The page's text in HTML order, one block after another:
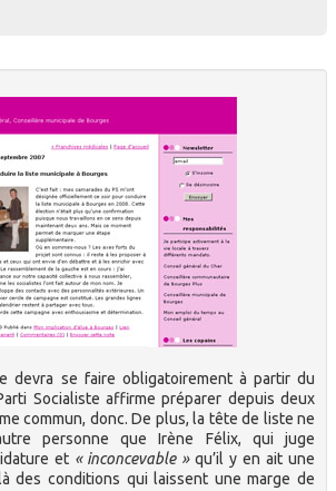
devra se faire obligatoirement à partir du
Socialiste affirme préparer depuis deux
commun, donc. De plus, la tête de liste ne
personne que Irène Félix, qui juge
et « inconcevable »qu’il y en ait une
des conditions qui laissent une marge de